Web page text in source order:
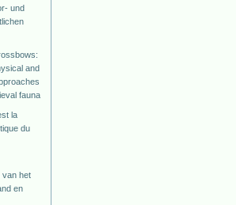
und
and
fauna
la
du
van het
en